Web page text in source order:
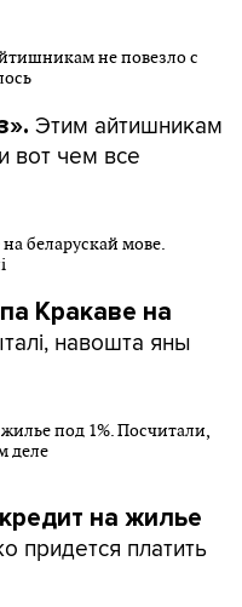
Этим айтишникам
вот чем все
Кракаве на
навошта яны
на жилье
придется платить